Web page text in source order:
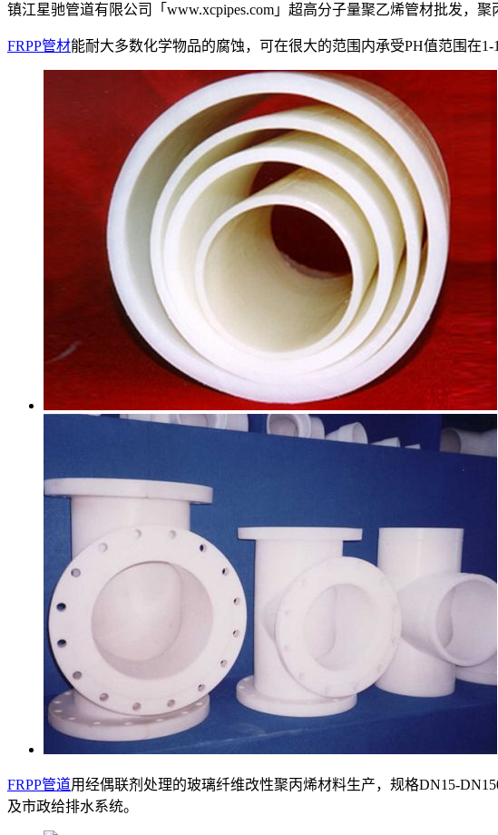
镇江星驰管道有限公司「www.xcpipes.com」超高分子量聚乙烯管材批发，聚
FRPP管材能耐大多数化学物品的腐蚀，可在很大的范围内承受PH值范围在
FRPP管道用经偶联剂处理的玻璃纤维改性聚丙烯材料生产，规格DN15-
及市政给排水系统。